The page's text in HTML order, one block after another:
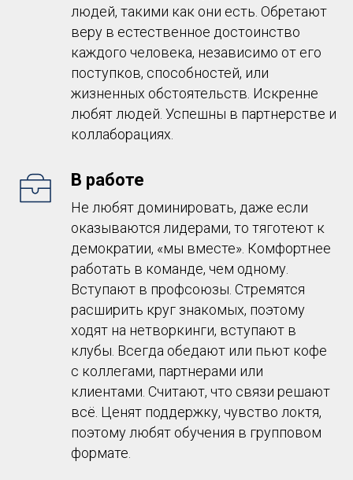
людей, такими как они есть. Обретают
веру в естественное достоинство
каждого человека, независимо от его
поступков, способностей, или
жизненных обстоятельств. Искренне
любят людей. Успешны в партнерстве и
коллаборациях.
В работе
Не любят доминировать, даже если
оказываются лидерами, то тяготеют к
демократии, «мы вместе». Комфортнее
работать в команде, чем одному.
Вступают в профсоюзы. Стремятся
расширить круг знакомых, поэтому
ходят на нетворкинги, вступают в
клубы. Всегда обедают или пьют кофе
с коллегами, партнерами или
клиентами. Считают, что связи решают
всё. Ценят поддержку, чувство локтя,
поэтому любят обучения в групповом
формате.